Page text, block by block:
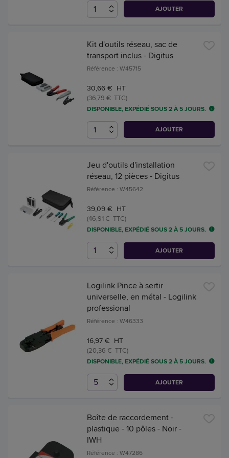
AJOUTER
Kit d'outils réseau, sac de
transport inclus - Digitus
Référence : W45715
30,66 € HT
(36,79 € TTC)
DISPONIBLE, EXPÉDIÉ SOUS 2 À 5 JOURS.
AJOUTER
Jeu d'outils d'installation
réseau, 12 pièces - Digitus
Référence : W45642
39,09 € HT
(46,91 € TTC)
DISPONIBLE, EXPÉDIÉ SOUS 2 À 5 JOURS.
AJOUTER
Logilink Pince à sertir
universelle, en métal - Logilink
professional
Référence : W46333
16,97 € HT
(20,36 € TTC)
DISPONIBLE, EXPÉDIÉ SOUS 2 À 5 JOURS.
AJOUTER
Boîte de raccordement -
plastique - 10 pôles - Noir -
IWH
Référence : W47286